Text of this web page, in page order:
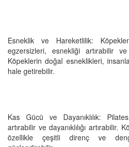
Esneklik ve Hareketlilik:
egzersizleri, esnekliği artırabilir
Köpeklerin doğal esneklikleri,
hale getirebilir.
Kas Gücü ve Dayanıklılık:
artırabilir ve dayanıklılığı artırabilir.
özellikle çeşitli direnç ve